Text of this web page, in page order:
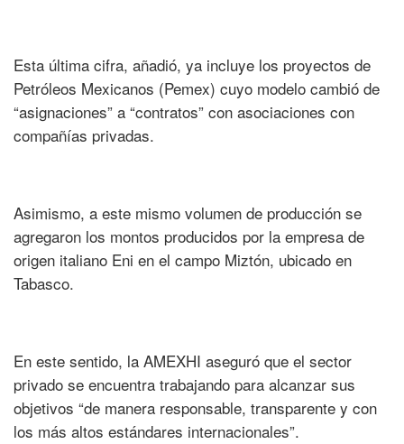
Esta última cifra, añadió, ya incluye los proyectos de
Petróleos Mexicanos (Pemex) cuyo modelo cambió de
“asignaciones” a “contratos” con asociaciones con
compañías privadas.
Asimismo, a este mismo volumen de producción se
agregaron los montos producidos por la empresa de
origen italiano Eni en el campo Miztón, ubicado en
Tabasco.
En este sentido, la AMEXHI aseguró que el sector
privado se encuentra trabajando para alcanzar sus
objetivos “de manera responsable, transparente y con
los más altos estándares internacionales”.